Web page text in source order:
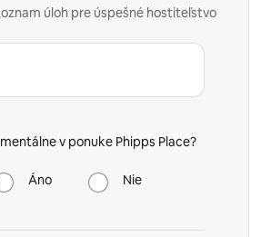
úloh pre úspešné hostiteľstvo
v ponuke Phipps Place?
Áno Nie